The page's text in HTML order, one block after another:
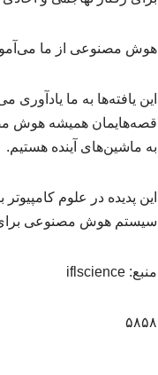
هوش مصنوعی از ما
این یافته‌ها به ما
قصه‌هایمان همیشه هوش
به ماشین‌های آینده هستیم.
سیستم هوش مصنوعی برای
منبع: iflscience
۵۸۵۸